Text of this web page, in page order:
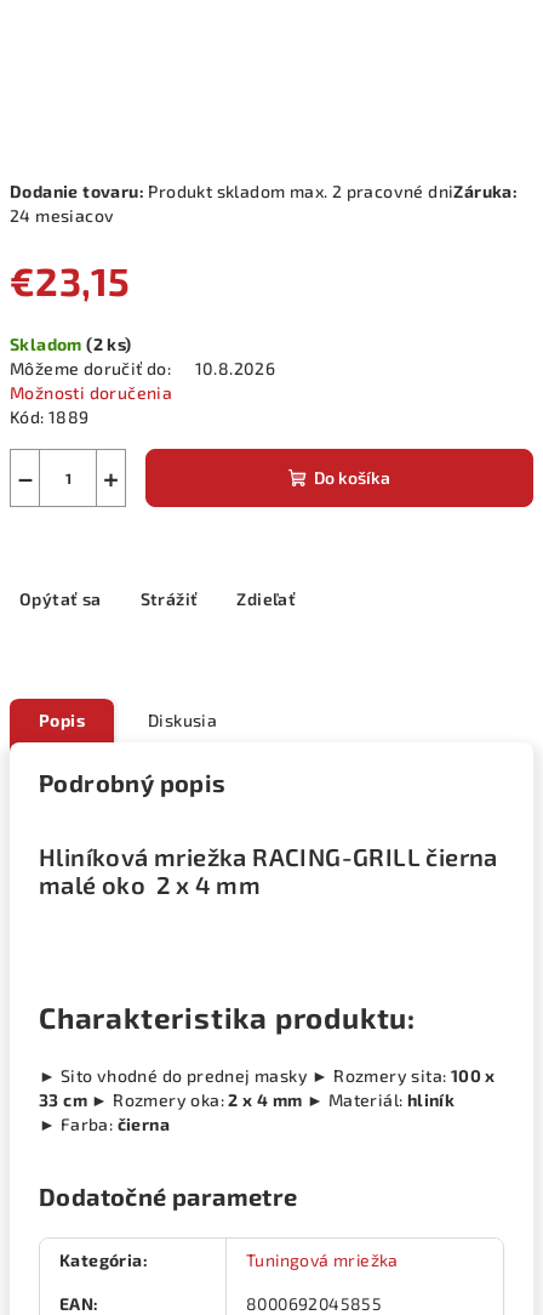
Dodanie tovaru: Produkt skladom max. 2 pracovné dniZáruka:
24 mesiacov
€23,15
cena:
Skladom(2 ks)
Môžeme doručiť do:
10.8.2026
Možnosti doručenia
Kód: 1889
+
− Do košíka
Opýtať sa Strážiť Zdieľať
Popis Diskusia
Podrobný popis
Hliníková mriežka RACING-GRILL čierna
malé oko 2 x 4 mm
Charakteristika produktu:
► Sito vhodné do prednej masky ► Rozmery sita: 100 x
33 cm ► Rozmery oka:2 x 4 mm ► Materiál: hliník
► Farba: čierna
Dodatočné parametre
Kategória: Tuningová mriežka
EAN: 8000692045855